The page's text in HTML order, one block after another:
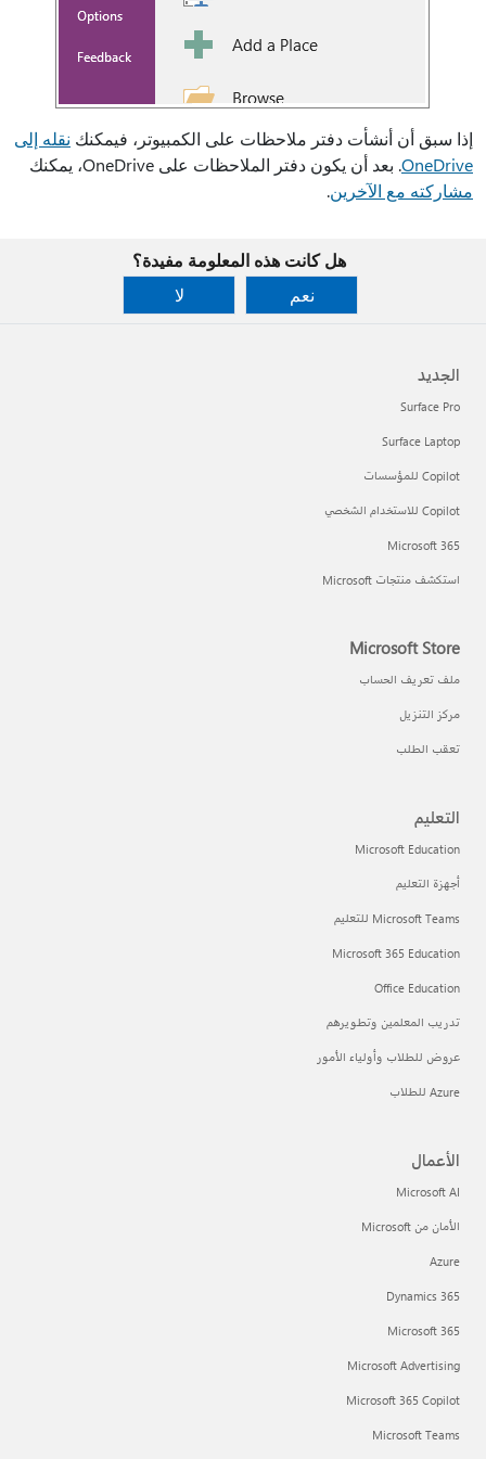
إذا سبق أن أنشأت دفتر ملاحظات على الكمبيوتر، فيمكنك نقله إلى
OneDrive. بعد أن يكون دفتر الملاحظات على OneDrive، يمكنك
مشاركته مع الآخرين.
هل كانت هذه المعلومة مفيدة؟
نعم
لا
الجديد
Surface Pro
Surface Laptop
Copilot للمؤسسات
Copilot للاستخدام الشخصي
Microsoft 365
استكشف منتجات Microsoft
Microsoft Store
ملف تعريف الحساب
مركز التنزيل
تعقب الطلب
التعليم
Microsoft Education
أجهزة التعليم
Microsoft Teams للتعليم
Microsoft 365 Education
Office Education
تدريب المعلمين وتطويرهم
عروض للطلاب وأولياء الأمور
Azure للطلاب
الأعمال
Microsoft AI
الأمان من Microsoft
Azure
Dynamics 365
Microsoft 365
Microsoft Advertising
Microsoft 365 Copilot
Microsoft Teams